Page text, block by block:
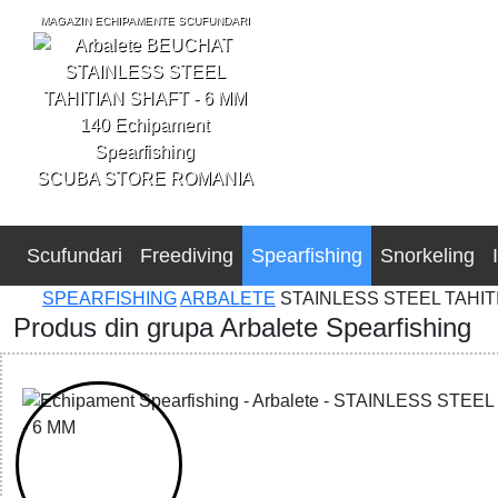
MAGAZIN ECHIPAMENTE SCUFUNDARI
SCUBA STORE ROMANIA
Scufundari Freediving Spearfishing Snorkeling
SPEARFISHINGARBALETE STAINLESS STEEL
Produs din grupa Arbalete Spearfishing